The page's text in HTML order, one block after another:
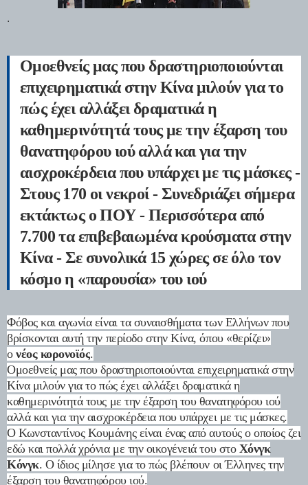
.
Ομοεθνείς μας που δραστηριοποιούνται
επιχειρηματικά στηνΚίναμιλούν για το
πώς έχει αλλάξει δραματικά η
καθημερινότητά τους με την έξαρση του
θανατηφόρου ιού αλλά και για την
αισχροκέρδεια που υπάρχει με τις μάσκες -
Στους 170 οι νεκροί - Συνεδριάζει σήμερα
εκτάκτως ο ΠΟΥ - Περισσότερα από
7.700 τα επιβεβαιωμένα κρούσματα στην
Κίνα - Σε συνολικά 15 χώρες σε όλο τον
κόσμο η «παρουσία» του ιού
Φόβος και αγωνία είναι τα συναισθήματα των Ελλήνων που
βρίσκονται αυτή την περίοδο στην Κίνα, όπου «θερίζει»
ονέος κορονοϊός.
Ομοεθνείς μας που δραστηριοποιούνται επιχειρηματικά στην
Κίνα μιλούν για το πώς έχει αλλάξει δραματικά η
καθημερινότητά τους με την έξαρση του θανατηφόρου ιού
αλλά και για την αισχροκέρδεια που υπάρχει με τις μάσκες.
Ο Κωνσταντίνος Κουμάνης είναι ένας από αυτούς ο οποίος ζει
εδώ και πολλά χρόνια με την οικογένειά του στο Χόνγκ
Κόνγκ. O ίδιος μίλησε για το πώς βλέπουν οι Έλληνες την
έξαρση του θανατηφόρου ιού.